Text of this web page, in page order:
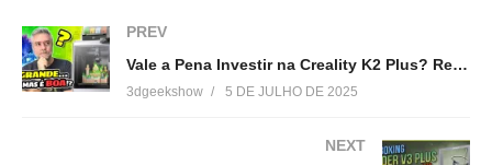
– Boa Impressão 3D
30 de setembro de 2017
Em "Reviews"
PREV
Vale a Pena Investir na Creality K2 Plus? Review Completo!
3dgeekshow 5 DE JULHO DE 2025
NEXT